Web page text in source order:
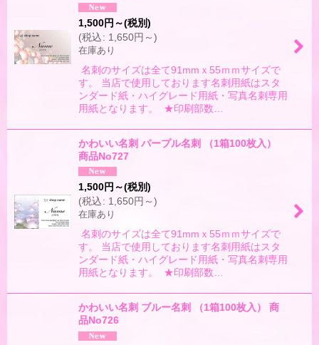
1,500円 ～(税別)
(税込: 1,650円 ～)
在庫あり
名刺のサイズは全て91mmｘ55ｍｍサイズで
す。 当店で使用しております名刺用紙はスタ
ンダード紙・ハイグレード用紙・写真名刺専用
用紙となります。 ★印刷部数…
かわいい名刺 パープル名刺 （1箱100枚入）
商品No727
1,500円 ～(税別)
(税込: 1,650円 ～)
在庫あり
名刺のサイズは全て91mmｘ55ｍｍサイズで
す。 当店で使用しております名刺用紙はスタ
ンダード紙・ハイグレード用紙・写真名刺専用
用紙となります。 ★印刷部数…
かわいい名刺 ブルー名刺 （1箱100枚入） 商
品No726